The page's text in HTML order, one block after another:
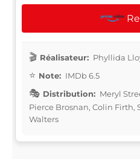
Réalisateur: Phyllida
Note: IMDb 6.5
Distribution: Meryl
Pierce Brosnan, Colin Firth,
Walters